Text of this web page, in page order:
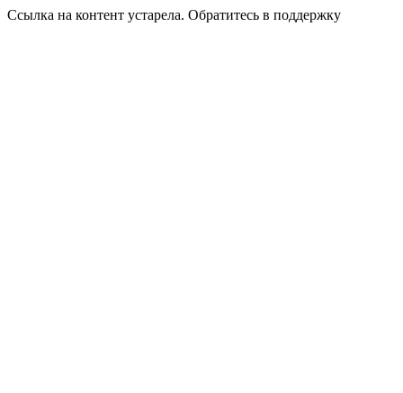
Ссылка на контент устарела. Обратитесь в поддержку